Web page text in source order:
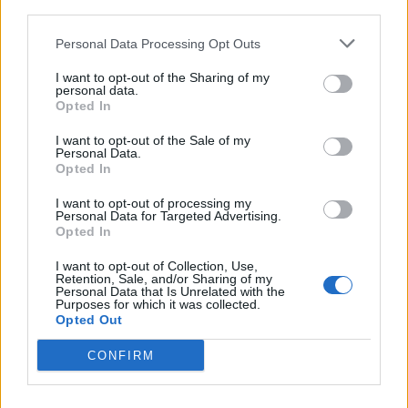
Personal Data Processing Opt Outs
I want to opt-out of the Sharing of my
personal data.
Opted In
I want to opt-out of the Sale of my
Personal Data.
Opted In
I want to opt-out of processing my
Personal Data for Targeted Advertising.
Opted In
I want to opt-out of Collection, Use,
Retention, Sale, and/or Sharing of my
Personal Data that Is Unrelated with the
Purposes for which it was collected.
Opted Out
CONFIRM
In evidenza